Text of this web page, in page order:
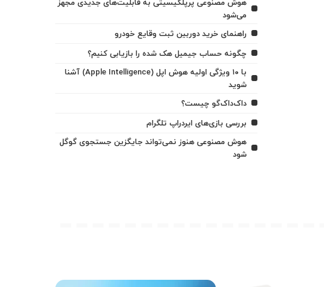
هوش مصنوعی پرپلکیسیتی به قابلیت‌های جدیدی مجهز
می‌شود
راهنمای خرید دوربین ثبت وقایع خودرو
چگونه حساب جیمیل هک شده را بازیابی کنیم؟
با ۱۰ ویژگی اولیه هوش اپل (Apple Intelligence) آشنا
شوید
داک‌داک‌گو چیست؟
بررسی بازی‌های ایردراپ تلگرام
هوش مصنوعی هنوز نمی‌تواند جایگزین جستجوی گوگل
شود